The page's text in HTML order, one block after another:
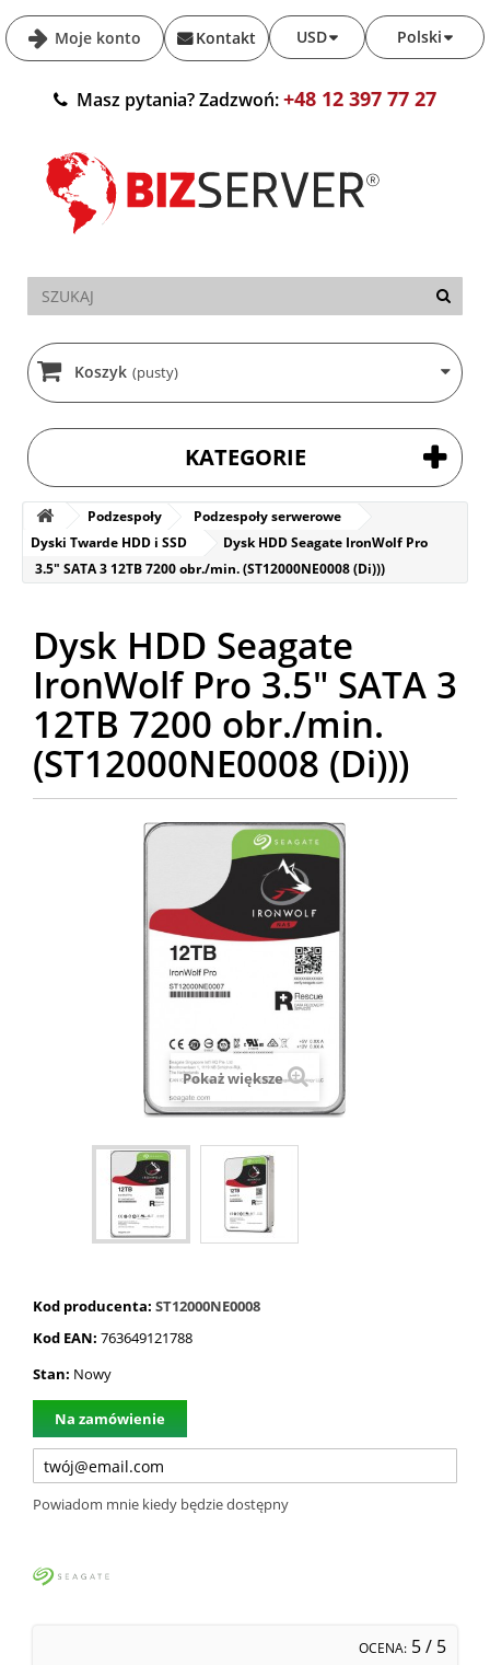
Moje konto Polski
USD
Kontakt
Masz pytania? Zadzwoń:+48 12 397 77 27
Koszyk (pusty)
KATEGORIE
Podzespoły
Podzespoły serwerowe
Dyski Twarde HDD i SSD
Dysk HDD Seagate IronWolf Pro
3.5" SATA 3 12TB 7200 obr./min. (ST12000NE0008 (Di)))
Dysk HDD Seagate
IronWolf Pro 3.5" SATA 3
12TB 7200 obr./min.
(ST12000NE0008 (Di)))
Pokaż większe
Kod producenta: ST12000NE0008
Kod EAN: 763649121788
Stan: Nowy
Na zamówienie
Powiadom mnie kiedy będzie dostępny
OCENA: 5/ 5